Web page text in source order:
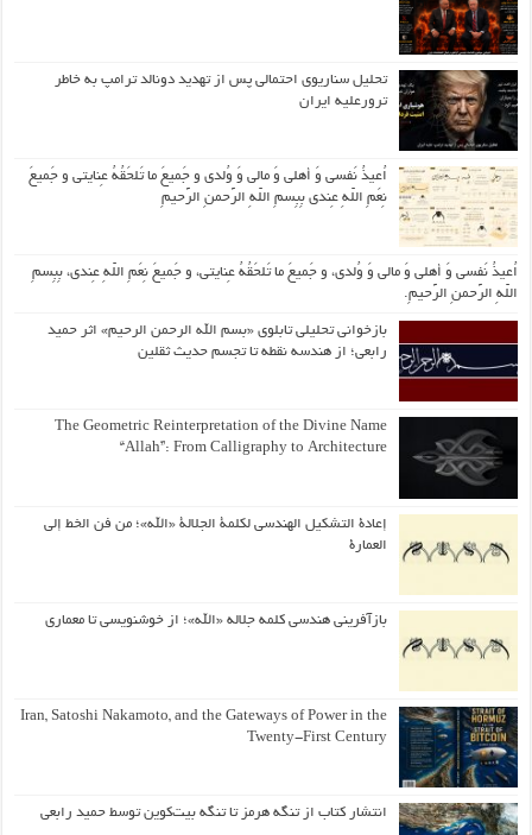
تحلیل سناریوی احتمالی پس از تهدید دونالد ترامپ به خاطر
ترورعلیه ایران
اُعیذُ نَفسی وَ أهلی وَ مالی وَ وُلدی و جَمیعَ ما تَلحَقُهُ عِنایتی و جَمیعَ
نِعَمِ اللّهِ عِندی بِبِسمِ اللّهِ الرَّحمنِ الرَّحیمِ
اُعیذُ نَفسی وَ أهلی وَ مالی وَ وُلدی، و جَمیعَ ما تَلحَقُهُ عِنایتی، و جَمیعَ نِعَمِ اللّهِ عِندی، بِبِسمِ
اللّهِ الرَّحمنِ الرَّحیمِ.
بازخوانی تحلیلی تابلوی «بسم الله الرحمن الرحیم» اثر حمید
رابعی؛ از هندسه نقطه تا تجسم حدیث ثقلین
The Geometric Reinterpretation of the Divine Name
“Allah”: From Calligraphy to Architecture
إعادة التشكيل الهندسي لكلمة الجلالة «الله»؛ من فن الخط إلى
العمارة
بازآفرینی هندسی کلمه جلاله «الله»؛ از خوشنویسی تا معماری
Iran, Satoshi Nakamoto, and the Gateways of Power in the
Twenty-First Century
انتشار کتاب از تنگه هرمز تا تنگه بیت‌کوین توسط حمید رابعی